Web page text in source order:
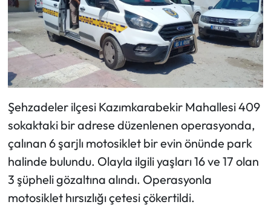
Şehzadeler ilçesi Kazımkarabekir Mahallesi 409
sokaktaki bir adrese düzenlenen operasyonda,
çalınan 6 şarjlı motosiklet bir evin önünde park
halinde bulundu. Olayla ilgili yaşları 16 ve 17 olan
3 şüpheli gözaltına alındı. Operasyonla
motosiklet hırsızlığı çetesi çökertildi.